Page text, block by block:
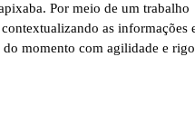
Por meio de um trabalho
as informações
momento com agilidade e